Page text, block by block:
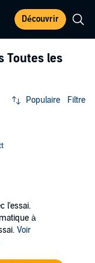
Découvrir
Toutes les
Populaire Filtre
l'essai.
à
Voir